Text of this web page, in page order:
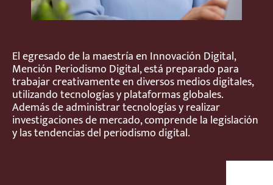
El egresado de la maestría en Innovación Digital,
Mención Periodismo Digital, está preparado para
trabajar creativamente en diversos medios digitales,
utilizando tecnologías y plataformas globales.
Además de administrar tecnologías y realizar
investigaciones de mercado, comprende la legislación
y las tendencias del periodismo digital.